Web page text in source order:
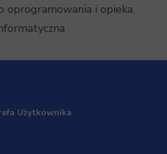
oprogramowania i opieka
Użytkownika